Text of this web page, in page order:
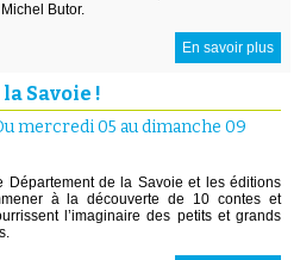
Butor.
En savoir plus
Savoie !
mercredi 05 au dimanche 09
de la Savoie et les éditions
à la découverte de 10 contes et
l’imaginaire des petits et grands